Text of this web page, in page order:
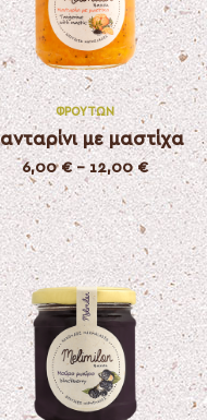
ΦΡΟΎΤΩΝ
με μαστίχα
6,00€–12,00€